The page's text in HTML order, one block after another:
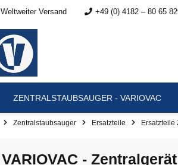
Weltweiter Versand +49 (0) 4182 – 80 65
ZENTRALSTAUBSAUGER - VARIOVAC
Zentralstaubsauger Ersatzteile Ersatzteile
VARIOVAC -